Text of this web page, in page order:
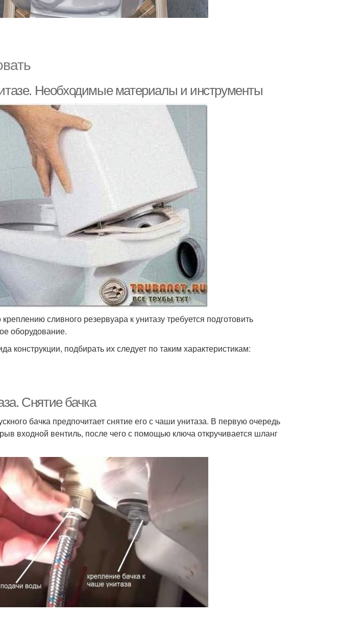
Необходимые материалы и инструменты
сливного резервуара к унитазу требуется подготовить
оборудование.
конструкции, подбирать их следует по таким характеристикам:
Снятие бачка
бачка предпочитает снятие его с чаши унитаза. В первую очередь
входной вентиль, после чего с помощью ключа откручивается шланг